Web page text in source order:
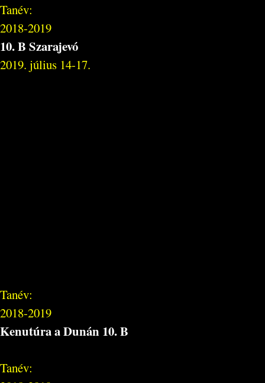
Tanév:
2018-2019
10. B Szarajevó
2019. július 14-17.
Tanév:
2018-2019
Kenutúra a Dunán 10. B
Tanév: